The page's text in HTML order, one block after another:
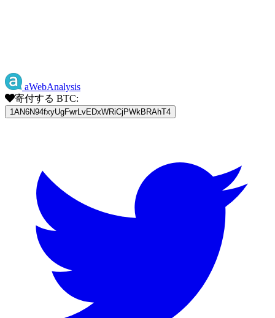
aWebAnalysis
寄付する BTC:
1AN6N94fxyUgFwrLvEDxWRiCjPWkBRAhT4